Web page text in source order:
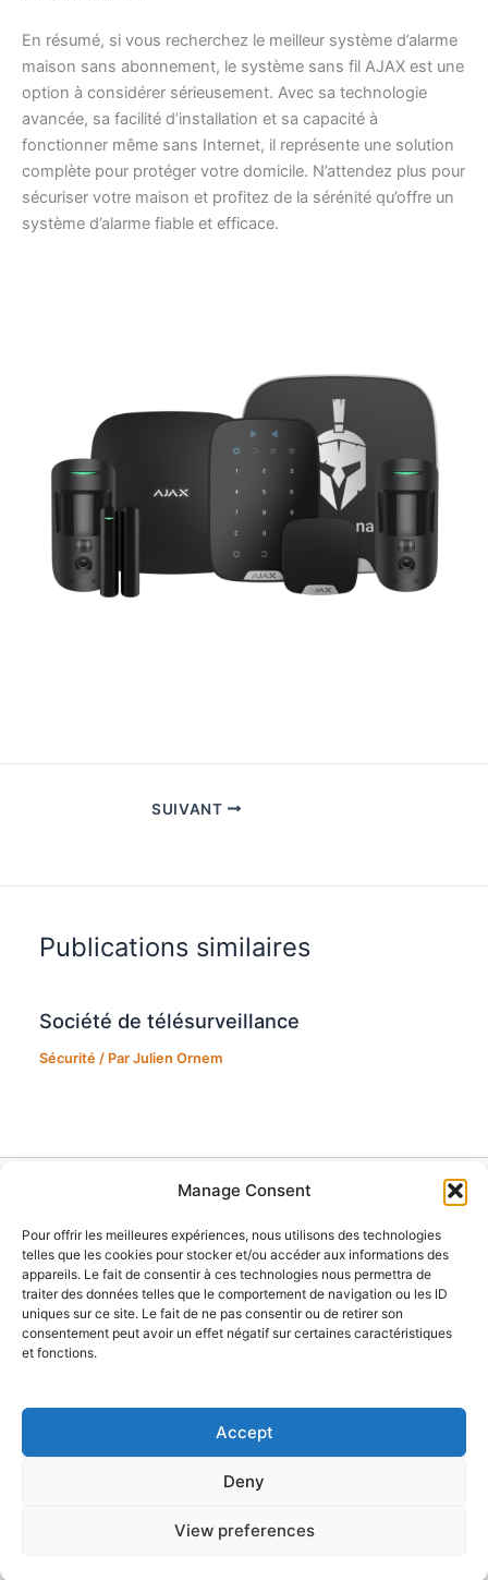
Manage Consent
Pour offrir les meilleures expériences, nous utilisons des technologies
telles que les cookies pour stocker et/ou accéder aux informations des
appareils. Le fait de consentir à ces technologies nous permettra de
traiter des données telles que le comportement de navigation ou les ID
uniques sur ce site. Le fait de ne pas consentir ou de retirer son
consentement peut avoir un effet négatif sur certaines caractéristiques
et fonctions.
Accept
Deny
View preferences
En résumé, si vous recherchez le meilleur système d’alarme
maison sans abonnement, le système sans fil AJAX est une
option à considérer sérieusement. Avec sa technologie
avancée, sa facilité d’installation et sa capacité à
fonctionner même sans Internet, il représente une solution
complète pour protéger votre domicile. N’attendez plus pour
sécuriser votre maison et profitez de la sérénité qu’offre un
système d’alarme fiable et efficace.
SUIVANT
Publications similaires
Société de télésurveillance
Sécurité / ParJulien Ornem
Nos alarmes anti-intrusion
Contact
Produits
Qui sommes nous
Copyright © 2026 ASGI ÉLEC |